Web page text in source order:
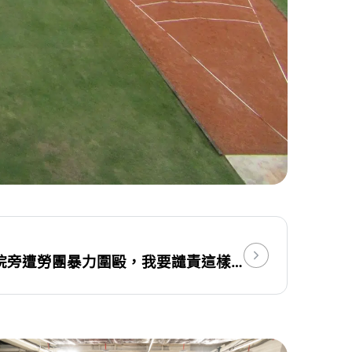
對於柯建銘總召在立法院旁遭勞團暴力圍毆，我要譴責這樣違法的行為！